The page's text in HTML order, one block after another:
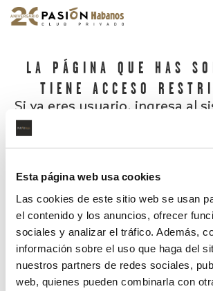
Esta página web usa cookies
Las cookies de este sitio web se usan
el contenido y los anuncios, ofrecer
sociales y analizar el tráfico. Además,
información sobre el uso que haga del
nuestros partners de redes sociales,
web, quienes pueden combinarla con
LA PÁGINA QUE HAS
TIENE ACCESO
Si ya eres usuario, ingresa al
¿Has olvidado tu contraseña?